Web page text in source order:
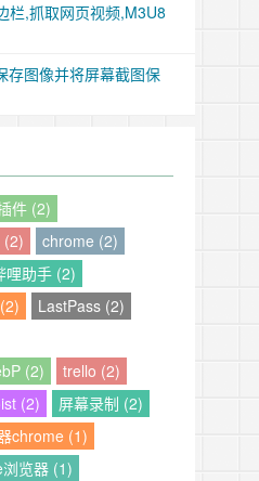
栏,抓取网页视频,M3U8
存图像并将屏幕截图保
件 (2)
(2)
chrome (2)
哩助手 (2)
LastPass (2)
(2)
trello (2)
(2)
屏幕录制 (2)
chrome (1)
览器 (1)